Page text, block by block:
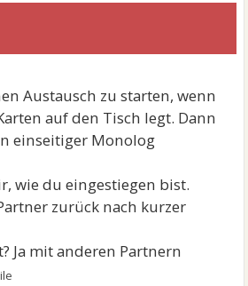
Austausch zu starten, wenn
auf den Tisch legt. Dann
einseitiger Monolog
wie du eingestiegen bist.
zurück nach kurzer
Ja mit anderen Partnern